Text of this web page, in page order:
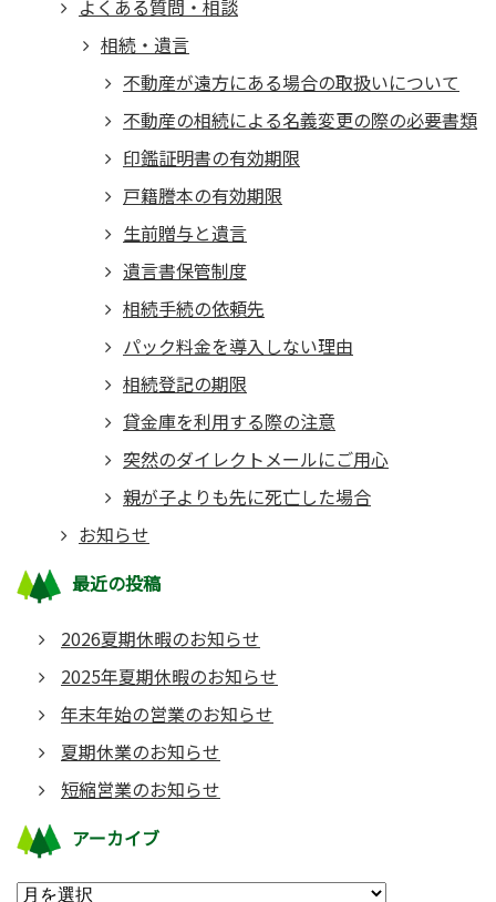
よくある質問・相談
相続・遺言
不動産が遠方にある場合の取扱いについて
不動産の相続による名義変更の際の必要書類
印鑑証明書の有効期限
戸籍謄本の有効期限
生前贈与と遺言
遺言書保管制度
相続手続の依頼先
パック料金を導入しない理由
相続登記の期限
貸金庫を利用する際の注意
突然のダイレクトメールにご用心
親が子よりも先に死亡した場合
お知らせ
最近の投稿
2026夏期休暇のお知らせ
2025年夏期休暇のお知らせ
年末年始の営業のお知らせ
夏期休業のお知らせ
短縮営業のお知らせ
アーカイブ